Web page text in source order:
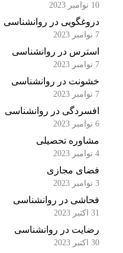
دروغگویی در روانشناسی
استرس در روانشناسی
خشونت در روانشناسی
افسردگی در روانشناسی
مشاوره تحصیلی
فضای مجازی
فحاشی در روانشناسی
رضایت در روانشناسی